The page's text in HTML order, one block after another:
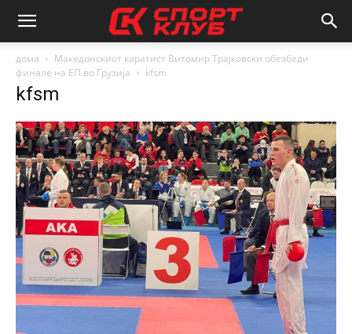
дома
Македонскиот каратист Витомир Трајковски обезбеди
финале на ЕП во Грузија
kfsm
kfsm